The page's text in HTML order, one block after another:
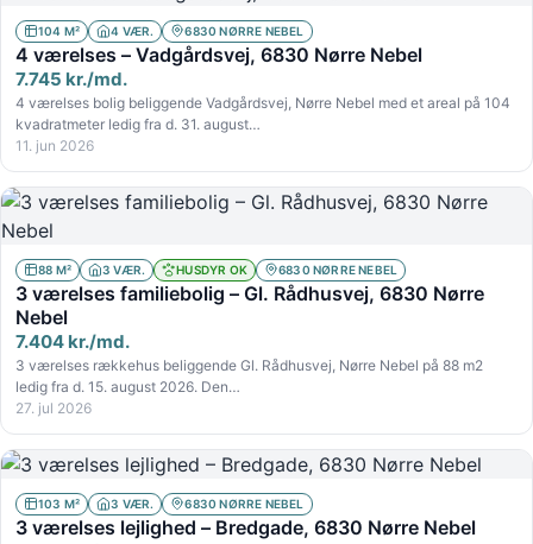
104 M² 4 VÆR. 6830 NØRRE NEBEL
4 værelses – Vadgårdsvej, 6830 Nørre Nebel
7.745 kr./md.
4 værelses bolig beliggende Vadgårdsvej, Nørre Nebel med et areal på 104
kvadratmeter ledig fra d. 31. august…
11. jun 2026
88 M² 3 VÆR. HUSDYR OK 6830 NØRRE NEBEL
3 værelses familiebolig – Gl. Rådhusvej, 6830 Nørre
Nebel
7.404 kr./md.
3 værelses rækkehus beliggende Gl. Rådhusvej, Nørre Nebel på 88 m2
ledig fra d. 15. august 2026. Den…
27. jul 2026
103 M² 3 VÆR. 6830 NØRRE NEBEL
3 værelses lejlighed – Bredgade, 6830 Nørre Nebel